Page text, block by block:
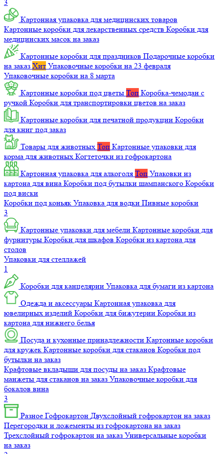
3
Картонная упаковка для медицинских товаров
Картонные коробки для лекарственных средств Коробки для
медицинских масок на заказ
Картонные коробки для праздников Подарочные коробки
на заказ Хит Упаковочные коробки на 23 февраля
Упаковочные коробки на 8 марта
Картонные коробки под цветы Топ Коробка-чемодан с
ручкой Коробки для транспортировки цветов на заказ
Картонные коробки для печатной продукции Коробки
для книг под заказ
Товары для животных Топ Картонные упаковки для
корма для животных Когтеточки из гофрокартона
Картонная упаковка для алкоголя Топ Упаковки из
картона для вина Коробки под бутылки шампанского Коробки
под виски
Коробки под коньяк Упаковка для водки Пивные коробки
3
Картонные упаковки для мебели Картонные коробки для
фурнитуры Коробки для шкафов Коробки из картона для
столов
Упаковки для стеллажей
1
Коробки для канцелярии Упаковка для бумаги из картона
Одежда и аксессуары Картонная упаковка для
ювелирных изделий Коробки для бижутерии Коробки из
картона для нижнего белья
Посуда и кухонные принадлежности Картонные коробки
для кружек Картонные коробки для стаканов Коробки под
бутылки на заказ
Крафтовые вкладыши для посуды на заказ Крафтовые
манжеты для стаканов на заказ Упаковочные коробки для
бокалов вина
3
Разное Гофрокартон Двухслойный гофрокартон на заказ
Перегородки и ложементы из гофрокартона на заказ
Трехслойный гофрокартон на заказ Универсальные коробки
на заказ